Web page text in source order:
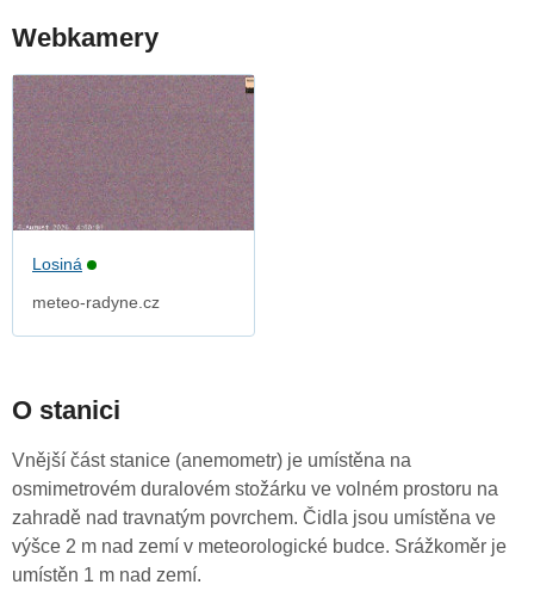
Webkamery
Losiná
meteo-radyne.cz
O stanici
Vnější část stanice (anemometr) je umístěna na
osmimetrovém duralovém stožárku ve volném prostoru na
zahradě nad travnatým povrchem. Čidla jsou umístěna ve
výšce 2 m nad zemí v meteorologické budce. Srážkoměr je
umístěn 1 m nad zemí.